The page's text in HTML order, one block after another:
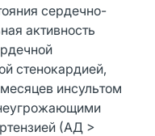
сердечно-
активность
стенокардией,
инсультом
(АД >